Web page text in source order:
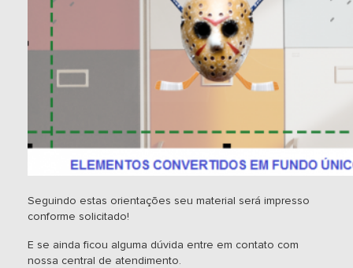
Seguindo estas orientações seu material será impresso
conforme solicitado!
E se ainda ficou alguma dúvida entre em contato com
nossa central de atendimento.